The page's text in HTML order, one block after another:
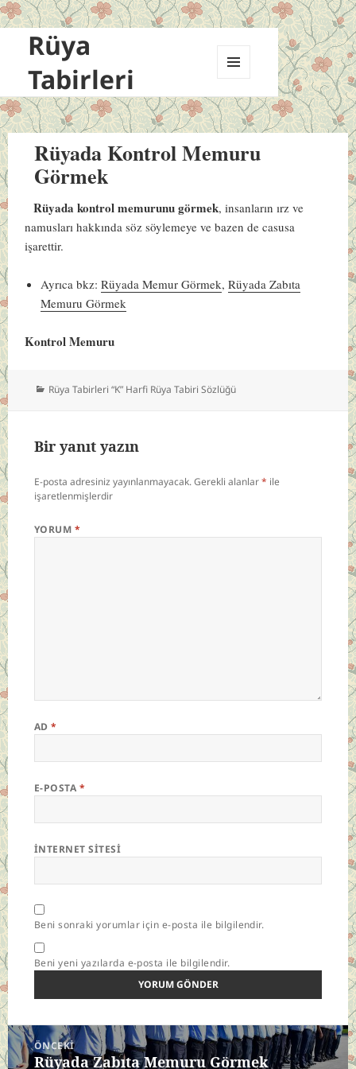
Rüya
Tabirleri
VE
BILEŞENLER
Rüyada Kontrol Memuru
Görmek
Rüyada kontrol memurunu görmek, insanların ırz ve
namusları hakkında söz söylemeye ve bazen de casusa
işarettir.
Ayrıca bkz:Rüyada Memur Görmek,Rüyada Zabıta
Memuru Görmek
Kontrol Memuru
Kategoriler
Rüya Tabirleri “K” Harfi Rüya Tabiri Sözlüğü
Bir yanıt yazın
E-posta adresiniz yayınlanmayacak.Gerekli alanlar* ile
işaretlenmişlerdir
YORUM *
AD*
E-POSTA *
İNTERNET SITESI
Beni sonraki yorumlar için e-posta ile bilgilendir.
Beni yeni yazılarda e-posta ile bilgilendir.
Yazı
gezinmesi
ÖNCEKI
Önceki
Rüyada Zabıta Memuru Görmek